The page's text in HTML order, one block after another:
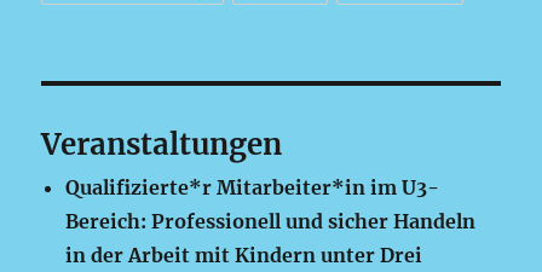
Veranstaltungen
Qualifizierte*r Mitarbeiter*in im U3-
Bereich: Professionell und sicher Handeln
in der Arbeit mit Kindern unter Drei